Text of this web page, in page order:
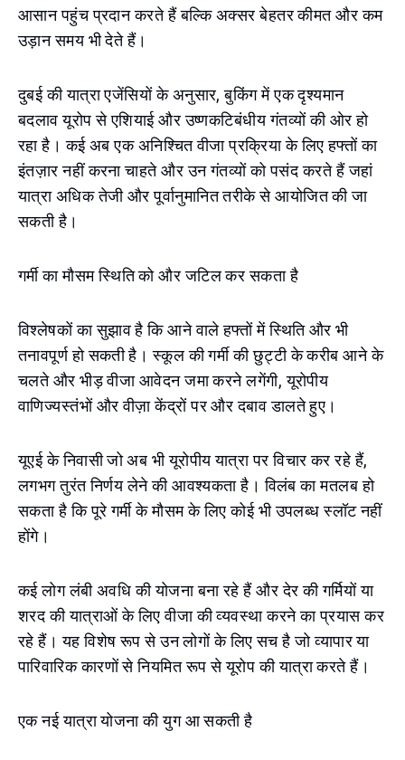
आसान पहुंच प्रदान करते हैं बल्कि अक्सर बेहतर कीमत और कम
उड़ान समय भी देते हैं।
दुबई की यात्रा एजेंसियों के अनुसार, बुकिंग में एक दृश्यमान
बदलाव यूरोप से एशियाई और उष्णकटिबंधीय गंतव्यों की ओर हो
रहा है। कई अब एक अनिश्चित वीजा प्रक्रिया के लिए हफ्तों का
इंतज़ार नहीं करना चाहते और उन गंतव्यों को पसंद करते हैं जहां
यात्रा अधिक तेजी और पूर्वानुमानित तरीके से आयोजित की जा
सकती है।
गर्मी का मौसम स्थिति को और जटिल कर सकता है
विश्लेषकों का सुझाव है कि आने वाले हफ्तों में स्थिति और भी
तनावपूर्ण हो सकती है। स्कूल की गर्मी की छुट्टी के करीब आने के
चलते और भीड़ वीजा आवेदन जमा करने लगेंगी, यूरोपीय
वाणिज्यस्तंभों और वीज़ा केंद्रों पर और दबाव डालते हुए।
यूएई के निवासी जो अब भी यूरोपीय यात्रा पर विचार कर रहे हैं,
लगभग तुरंत निर्णय लेने की आवश्यकता है। विलंब का मतलब हो
सकता है कि पूरे गर्मी के मौसम के लिए कोई भी उपलब्ध स्लॉट नहीं
होंगे।
कई लोग लंबी अवधि की योजना बना रहे हैं और देर की गर्मियों या
शरद की यात्राओं के लिए वीजा की व्यवस्था करने का प्रयास कर
रहे हैं। यह विशेष रूप से उन लोगों के लिए सच है जो व्यापार या
पारिवारिक कारणों से नियमित रूप से यूरोप की यात्रा करते हैं।
एक नई यात्रा योजना की युग आ सकती है